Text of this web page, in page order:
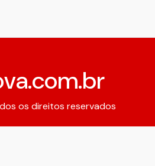
os direitos reservados